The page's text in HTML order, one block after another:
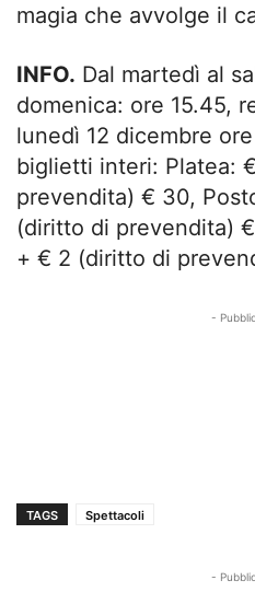
magia che avvolge il
INFO. Dal martedì al
domenica: ore 15.45,
lunedì 12 dicembre
biglietti interi: Platea:
prevendita) € 30,
(diritto di prevendita)
+ € 2 (diritto di
-
TAGS Spettacoli
-